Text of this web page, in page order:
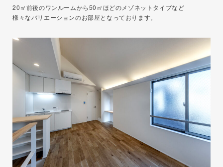
20㎡前後のワンルームから50㎡ほどのメゾネットタイプなど
様々なバリエーションのお部屋となっております。